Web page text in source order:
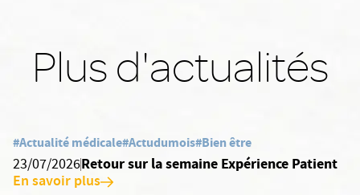
Plus d'actualités
#Actualité médicale#Actudumois#Bien être
23/07/2026Retour sur la semaine Expérience Patient
En savoir plus